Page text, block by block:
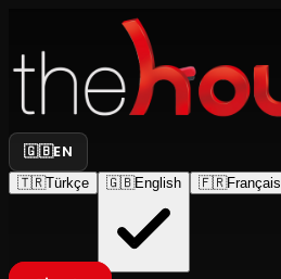
🇬🇧EN
🇹🇷Türkçe 🇬🇧English 🇫🇷Français